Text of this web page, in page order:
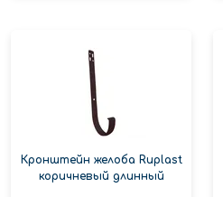
Кронштейн желоба Ruplast
коричневый длинный